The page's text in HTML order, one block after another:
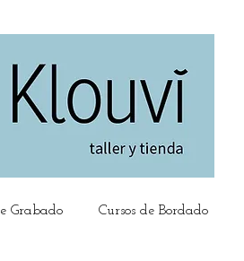
Grabado Cursos de Bordado